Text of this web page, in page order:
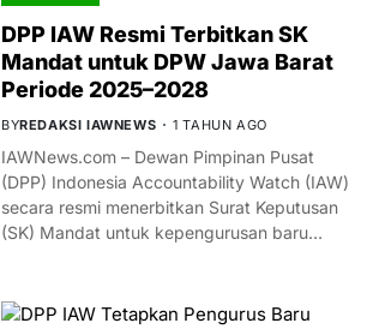
DPP IAW Resmi Terbitkan SK
Mandat untuk DPW Jawa Barat
Periode 2025–2028
BYREDAKSI IAWNEWS 1 TAHUN AGO
IAWNews.com – Dewan Pimpinan Pusat
(DPP) Indonesia Accountability Watch (IAW)
secara resmi menerbitkan Surat Keputusan
(SK) Mandat untuk kepengurusan baru…